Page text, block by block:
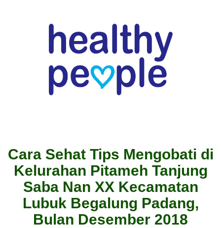
Cara Sehat Tips Mengobati di
Kelurahan Pitameh Tanjung
Saba Nan XX Kecamatan
Lubuk Begalung Padang,
Bulan Desember 2018